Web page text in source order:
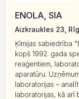
ENOLA, SIA
Aizkraukles 23,
Ķīmijas sabiedrība
kopš 1992. gada
reaģentiem,
aparatūru.
laboratorijas –
laboratorijas, kā arī